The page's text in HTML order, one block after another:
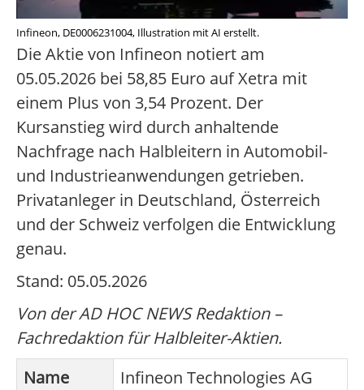
Infineon, DE0006231004, Illustration mit AI erstellt.
Die Aktie von Infineon notiert am
05.05.2026 bei 58,85 Euro auf Xetra mit
einem Plus von 3,54 Prozent. Der
Kursanstieg wird durch anhaltende
Nachfrage nach Halbleitern in Automobil-
und Industrieanwendungen getrieben.
Privatanleger in Deutschland, Österreich
und der Schweiz verfolgen die Entwicklung
genau.
Stand: 05.05.2026
Von der AD HOC NEWS Redaktion –
Fachredaktion für Halbleiter-Aktien.
Name
Infineon Technologies AG